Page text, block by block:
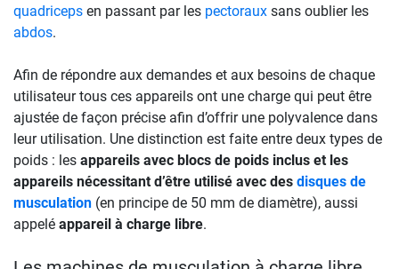
quadriceps en passant par les pectoraux sans oublier les
abdos.
Afin de répondre aux demandes et aux besoins de chaque
utilisateur tous ces appareils ont une charge qui peut être
ajustée de façon précise afin d’offrir une polyvalence dans
leur utilisation. Une distinction est faite entre deux types de
poids : les appareils avec blocs de poids inclus et les
appareils nécessitant d’être utilisé avec des disques de
musculation (en principe de 50 mm de diamètre), aussi
appelé appareil à charge libre.